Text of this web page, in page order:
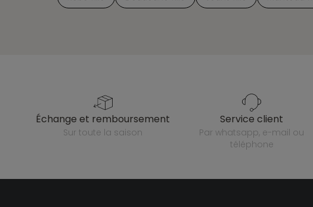
échange et remboursement
sur toute la saison
service client
par whatsapp, e-mail ou
téléphone